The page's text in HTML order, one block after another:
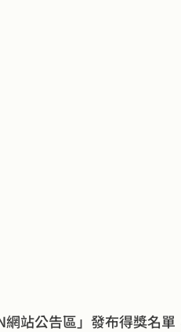
站公告區」發布得獎名